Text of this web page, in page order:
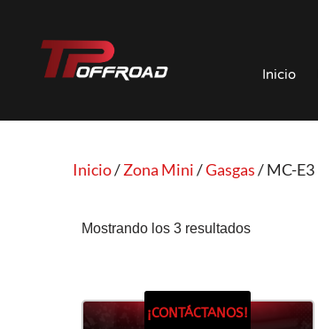
Saltar
Inicio
Inicio/Zona Mini/Gasgas/ MC-E3
Mostrando los 3 resultados
¡CONTÁCTANOS!